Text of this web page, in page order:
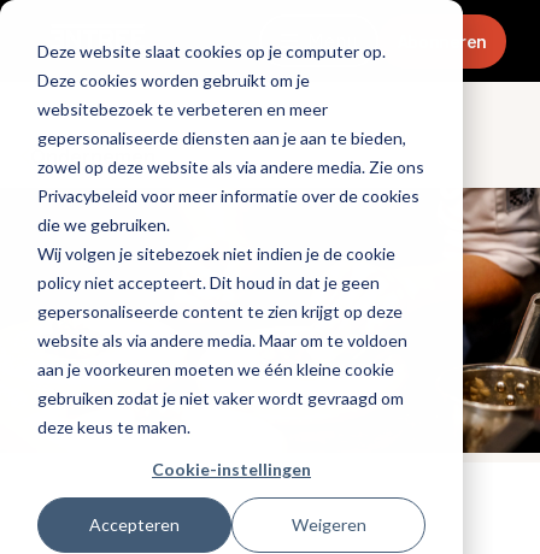
Deze website slaat cookies op je computer op.
Deze cookies worden gebruikt om je
websitebezoek te verbeteren en meer
gepersonaliseerde diensten aan je aan te bieden,
zowel op deze website als via andere media. Zie ons
Privacybeleid voor meer informatie over de cookies
die we gebruiken.
Wij volgen je sitebezoek niet indien je de cookie
policy niet accepteert. Dit houd in dat je geen
gepersonaliseerde content te zien krijgt op deze
website als via andere media. Maar om te voldoen
aan je voorkeuren moeten we één kleine cookie
gebruiken zodat je niet vaker wordt gevraagd om
deze keus te maken.
Cookie-instellingen
Accepteren Weigeren
Menu Abonneren
Ondernemen
Tags:promotioneel,evenementen
Gepubliceerd op: 23 september 2022